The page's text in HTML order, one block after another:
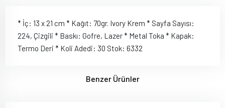
* İç: 13 x 21 cm * Kağıt: 70gr. Ivory Krem * Sayfa Sayısı:
224, Çizgili * Baskı: Gofre, Lazer * Metal Toka * Kapak:
Termo Deri * Koli Adedi: 30 Stok: 6332
Benzer Ürünler